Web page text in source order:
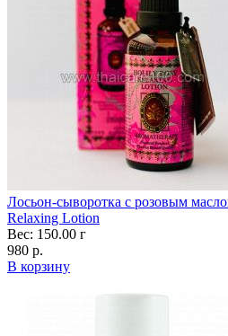
Лосьон-сыворотка с розовым
Relaxing Lotion
Вес: 150.00 г
980 р.
В корзину